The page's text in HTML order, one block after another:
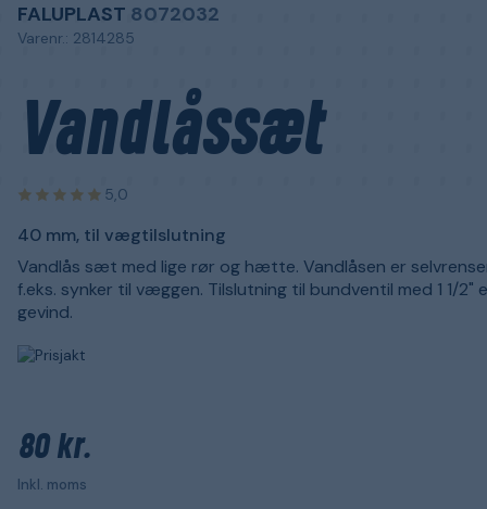
FALUPLAST 8072032
Varenr.: 2814285
Vandlåssæt
5,0
40 mm, til vægtilslutning
Vandlås sæt med lige rør og hætte. Vandlåsen er
f.eks. synker til væggen. Tilslutning til bundventil med 1 1/2"
gevind.
80 kr.
Inkl. moms